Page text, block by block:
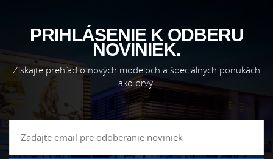
PRIHLÁSENIE K ODBERU
NOVINIEK.
Získajte prehľad o nových modeloch a špeciálnych ponukách
ako prvý.